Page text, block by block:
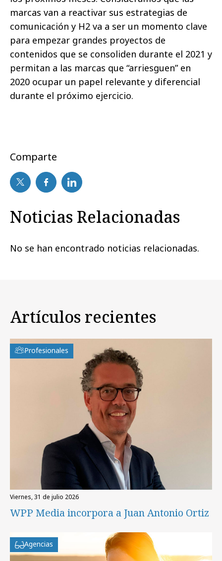
marcas van a reactivar sus estrategias de
comunicación y H2 va a ser un momento clave
para empezar grandes proyectos de
contenidos que se consoliden durante el 2021 y
permitan a las marcas que “arriesguen” en
2020 ocupar un papel relevante y diferencial
durante el próximo ejercicio.
Comparte
Noticias Relacionadas
No se han encontrado noticias relacionadas.
Artículos recientes
Profesionales
viernes, 31 de julio 2026
WPP Media incorpora a Juan Antonio Ortiz
Agencias